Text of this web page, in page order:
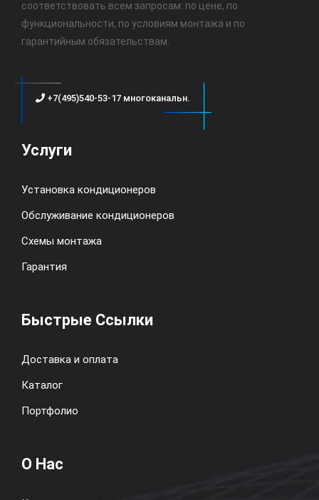
соответствовать всем запросам: по цене, по
функциональности, по условиям монтажа и по
гарантийным обязательствам.
+7(495)540-53-17 многоканальн.
Услуги
Установка кондиционеров
Обслуживание кондиционеров
Схемы монтажа
Гарантия
Быстрые Ссылки
Доставка и оплата
Каталог
Портфолио
О Нас